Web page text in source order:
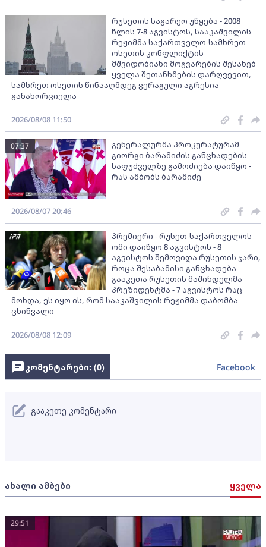
რუსეთის საგარეო უწყება - 2008
წლის 7-8 აგვისტოს, სააკაშვილის
რეჟიმმა საქართველო-სამხრეთ
ოსეთის კონფლიქტის
მშვიდობიანი მოგვარების შესახებ
ყველა შეთანხმების დარღვევით,
სამხრეთ ოსეთის წინააღმდეგ ვერაგული აგრესია
განახორციელა
2026/08/08 11:50
გენერალურმა პროკურატურამ
გიორგი ბარამიძის განცხადების
საფუძველზე გამოძიება დაიწყო -
რას ამბობს ბარამიძე
07:37
2026/08/07 20:46
პრემიერი - რუსეთ-საქართველოს
ომი დაიწყო 8 აგვისტოს - 8
აგვისტოს შემოვიდა რუსეთის ჯარი,
როცა შესაბამისი განცხადება
გააკეთა რუსეთის მაშინდელმა
პრეზიდენტმა - 7 აგვისტოს რაც
მოხდა, ეს იყო ის, რომ სააკაშვილის რეჟიმმა დაბომბა
ცხინვალი
2026/08/08 12:09
ახალი ამბები ყველა
29:51
კომენტარები: (0) Facebook
გააკეთე კომენტარი